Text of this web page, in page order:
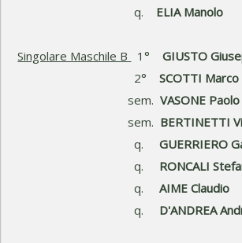
q.
ELIA Manolo
Singolare Maschile B 1°GIUSTO
2°SCOTTI Marco
sem.VASONE Paolo
sem. BERTINETTI
q.GUERRIERO
q. RONCALI
q.AIME Claudio
q. D'ANDREA